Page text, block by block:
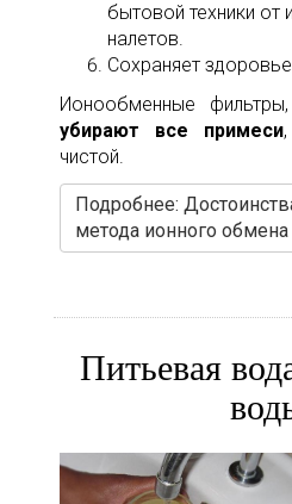
бытовой техники от
налетов.
Сохраняет
Ионообменные
убирают все примеси
чистой.
Подробнее:
метода ионного
Питьевая